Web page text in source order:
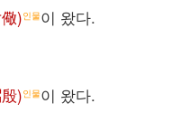
)인물이 왔다.
)인물이 왔다.